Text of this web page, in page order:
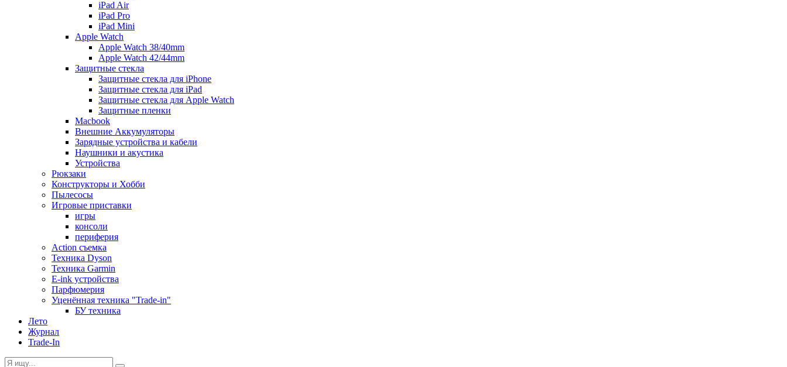
iPad Air
iPad Pro
iPad Mini
Apple Watch
Apple Watch 38/40mm
Apple Watch 42/44mm
Защитные стекла
Защитные стекла для iPhone
Защитные стекла для iPad
Защитные стекла для Apple Watch
Защитные пленки
Macbook
Внешние Аккумуляторы
Зарядные устройства и кабели
Наушники и акустика
Устройства
Рюкзаки
Конструкторы и Хобби
Пылесосы
Игровые приставки
игры
консоли
периферия
Action съемка
Техника Dyson
Техника Garmin
E-ink устройства
Парфюмерия
Уценённая техника "Trade-in"
БУ техника
Лето
Журнал
Trade-In